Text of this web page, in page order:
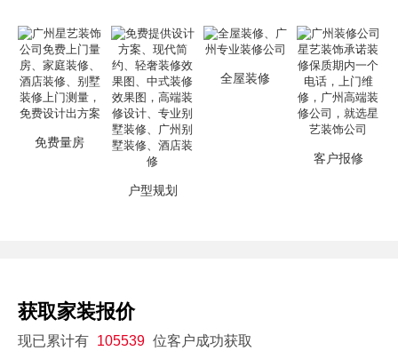
免费量房
户型规划
全屋装修
客户报修
获取家装报价
现已累计有 105539 位客户成功获取